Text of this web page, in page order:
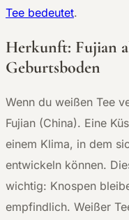
Tee bedeutet.
Herkunft: Fujian
Geburtsboden
Wenn du weißen Tee
Fujian (China). Eine
einem Klima, in dem
entwickeln können.
wichtig: Knospen
empfindlich. Weißer